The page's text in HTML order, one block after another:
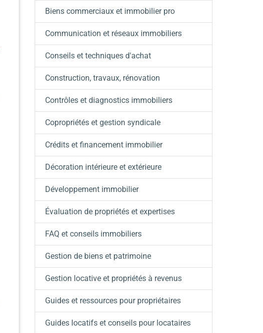
Biens commerciaux et immobilier pro
Communication et réseaux immobiliers
Conseils et techniques d'achat
Construction, travaux, rénovation
Contrôles et diagnostics immobiliers
Copropriétés et gestion syndicale
Crédits et financement immobilier
Décoration intérieure et extérieure
Développement immobilier
Évaluation de propriétés et expertises
FAQ et conseils immobiliers
Gestion de biens et patrimoine
Gestion locative et propriétés à revenus
Guides et ressources pour propriétaires
Guides locatifs et conseils pour locataires